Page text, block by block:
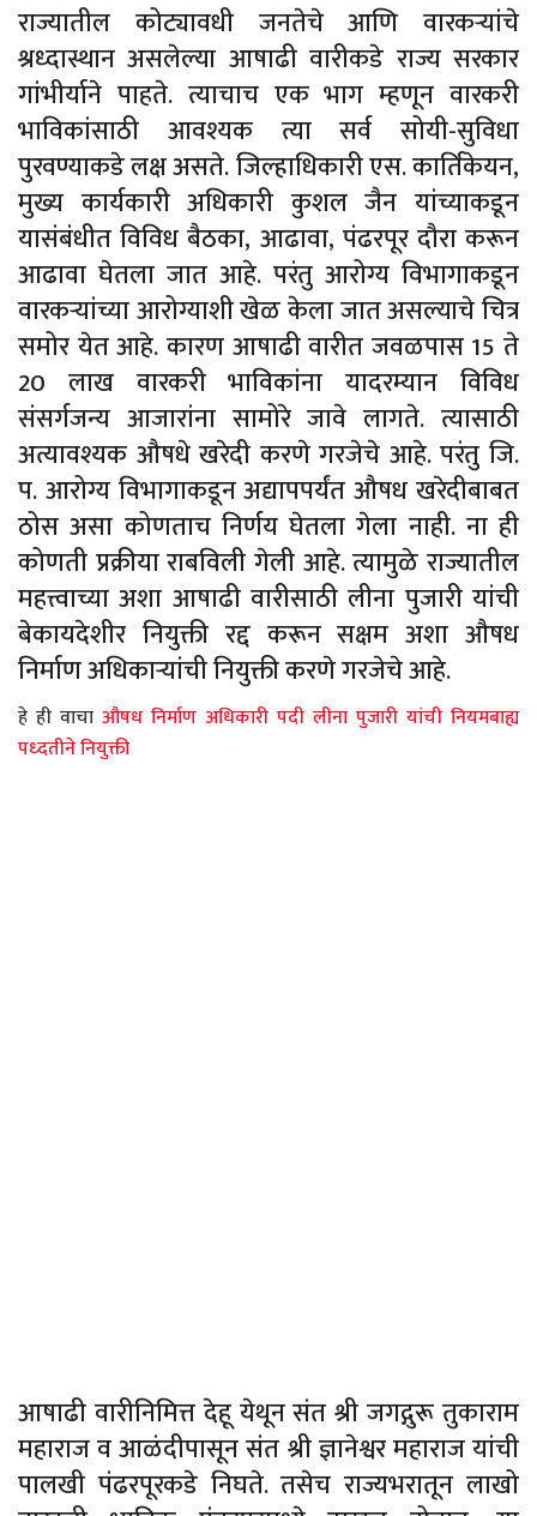
राज्यातील कोट्यावधी जनतेचे आणि वारकऱ्यांचे
श्रध्दास्थान असलेल्या आषाढी वारीकडे राज्य सरकार
गांभीर्याने पाहते. त्याचाच एक भाग म्हणून वारकरी
भाविकांसाठी आवश्यक त्या सर्व सोयी-सुविधा
पुरवण्याकडे लक्ष असते. जिल्हाधिकारी एस. कार्तिकेयन,
मुख्य कार्यकारी अधिकारी कुशल जैन यांच्याकडून
यासंबंधीत विविध बैठका, आढावा, पंढरपूर दौरा करून
आढावा घेतला जात आहे. परंतु आरोग्य विभागाकडून
वारकऱ्यांच्या आरोग्याशी खेळ केला जात असल्याचे चित्र
समोर येत आहे. कारण आषाढी वारीत जवळपास 15 ते
20 लाख वारकरी भाविकांना यादरम्यान विविध
संसर्गजन्य आजारांना सामोरे जावे लागते. त्यासाठी
अत्यावश्यक औषधे खरेदी करणे गरजेचे आहे. परंतु जि.
प. आरोग्य विभागाकडून अद्यापपर्यंत औषध खरेदीबाबत
ठोस असा कोणताच निर्णय घेतला गेला नाही. ना ही
कोणती प्रक्रीया राबविली गेली आहे. त्यामुळे राज्यातील
महत्त्वाच्या अशा आषाढी वारीसाठी लीना पुजारी यांची
बेकायदेशीर नियुक्ती रद्द करून सक्षम अशा औषध
निर्माण अधिकाऱ्यांची नियुक्ती करणे गरजेचे आहे.
हे ही वाचा औषध निर्माण अधिकारी पदी लीना पुजारी यांची नियमबाह्य
पध्दतीने नियुक्ती
आषाढी वारीनिमित्त देहू येथून संत श्री जगद्गुरू तुकाराम
महाराज व आळंदीपासून संत श्री ज्ञानेश्वर महाराज यांची
पालखी पंढरपूरकडे निघते. तसेच राज्यभरातून लाखो